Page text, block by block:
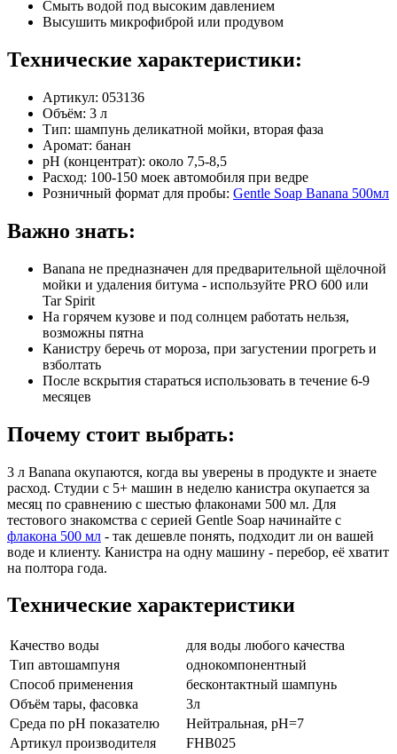
Смыть водой под высоким давлением
Высушить микрофиброй или продувом
Технические характеристики:
Артикул: 053136
Объём: 3 л
Тип: шампунь деликатной мойки, вторая фаза
Аромат: банан
pH (концентрат): около 7,5-8,5
Расход: 100-150 моек автомобиля при ведре
Розничный формат для пробы: Gentle Soap Banana 500мл
Важно знать:
Banana не предназначен для предварительной щёлочной
мойки и удаления битума - используйте PRO 600 или
Tar Spirit
На горячем кузове и под солнцем работать нельзя,
возможны пятна
Канистру беречь от мороза, при загустении прогреть и
взболтать
После вскрытия стараться использовать в течение 6-9
месяцев
Почему стоит выбрать:
3 л Banana окупаются, когда вы уверены в продукте и знаете
расход. Студии с 5+ машин в неделю канистра окупается за
месяц по сравнению с шестью флаконами 500 мл. Для
тестового знакомства с серией Gentle Soap начинайте с
флакона 500 мл - так дешевле понять, подходит ли он вашей
воде и клиенту. Канистра на одну машину - перебор, её хватит
на полтора года.
Технические характеристики
Качество воды
для воды любого качества
Тип автошампуня
однокомпонентный
Способ применения
бесконтактный шампунь
Объём тары, фасовка
3л
Среда по pH показателю
Нейтральная, pH=7
Артикул производителя
FHB025